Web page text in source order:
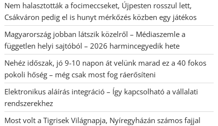
Nem halasztották a focimeccseket, Újpesten rosszul lett,
Csákváron pedig el is hunyt mérkőzés közben egy játékos
Magyarország jobban látszik közelről – Médiaszemle a
független helyi sajtóból – 2026 harmincegyedik hete
Nehéz időszak, jó 9-10 napon át velünk marad ez a 40 fokos
pokoli hőség – még csak most fog ráerősíteni
Elektronikus aláírás integráció – Így kapcsolható a vállalati
rendszerekhez
Most volt a Tigrisek Világnapja, Nyíregyházán számos fajjal